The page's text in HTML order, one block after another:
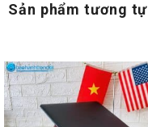
Sản phẩm tương tự